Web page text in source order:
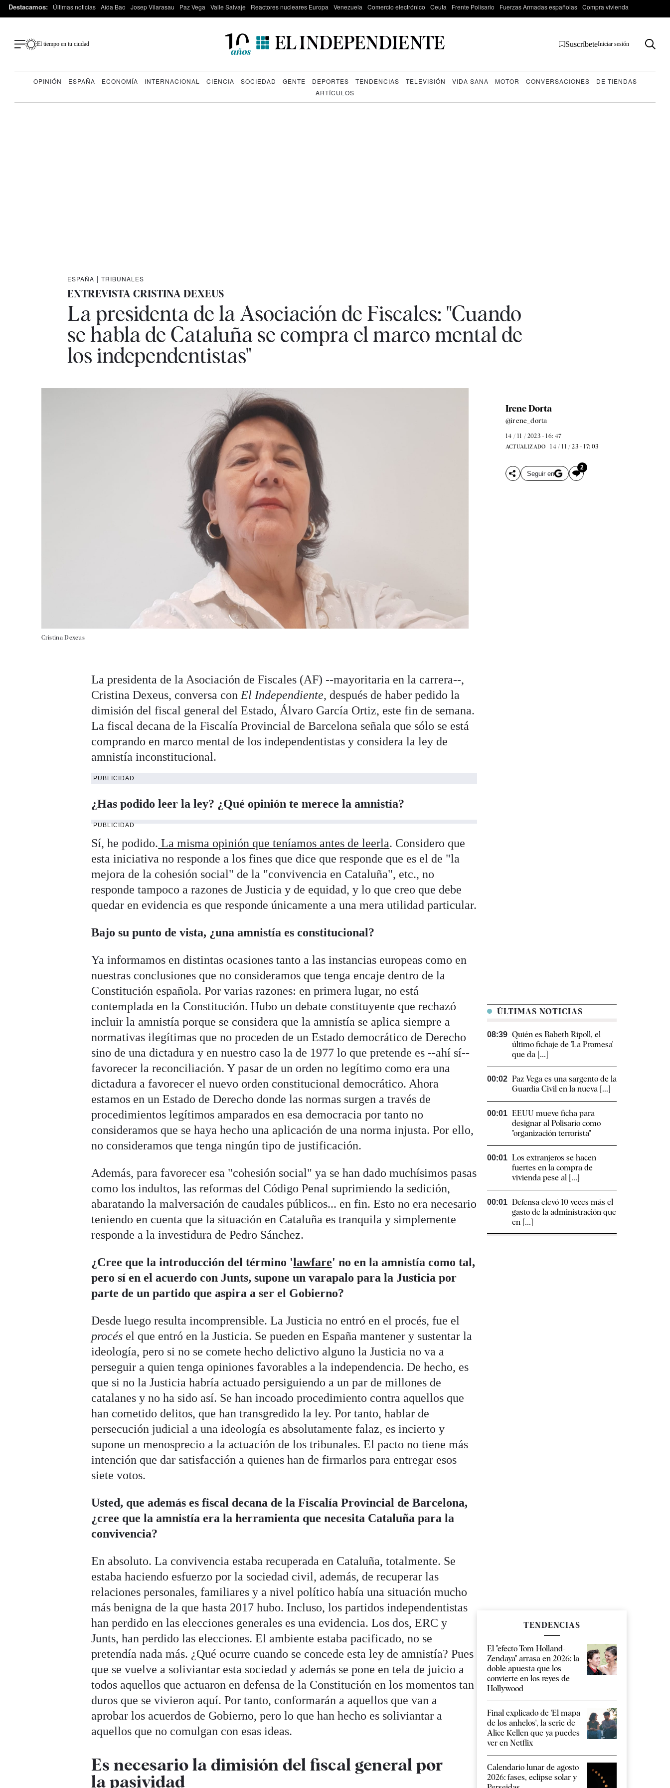
Destacamos: Últimas noticias Aída Bao Josep Vilarasau Paz Vega Valle Salvaje Reactores nucleares Europa Venezuela Comercio electrónico Ceuta Frente Polisario Fuerzas Armadas españolas Compra vivienda
El tiempo en tu ciudad SuscríbeteIniciar sesión
OPINIÓN ESPAÑA ECONOMÍA INTERNACIONAL CIENCIA SOCIEDAD GENTE DEPORTES TENDENCIAS TELEVISIÓN VIDA SANA MOTOR CONVERSACIONES
DE TIENDAS
ARTÍCULOS
ESPAÑA | TRIBUNALES
ENTREVISTA CRISTINA DEXEUS
La presidenta de la Asociación de Fiscales: "Cuando
se habla de Cataluña se compra el marco mental de
los independentistas"
Cristina Dexeus
Irene Dorta
@irene_dorta
14 / 11 / 2023 - 16: 47
ACTUALIZADO 14 / 11 / 23 - 17: 03
Seguir en
2
La presidenta de la Asociación de Fiscales (AF) --mayoritaria en la carrera--,
Cristina Dexeus, conversa con El Independiente, después de haber pedido la
dimisión del fiscal general del Estado, Álvaro García Ortiz, este fin de semana.
La fiscal decana de la Fiscalía Provincial de Barcelona señala que sólo se está
comprando en marco mental de los independentistas y considera la ley de
amnistía inconstitucional.
PUBLICIDAD
¿Has podido leer la ley? ¿Qué opinión te merece la amnistía?
PUBLICIDAD
Sí, he podido. La misma opinión que teníamos antes de leerla. Considero que
esta iniciativa no responde a los fines que dice que responde que es el de "la
mejora de la cohesión social" de la "convivencia en Cataluña", etc., no
responde tampoco a razones de Justicia y de equidad, y lo que creo que debe
quedar en evidencia es que responde únicamente a una mera utilidad particular.
Bajo su punto de vista, ¿una amnistía es constitucional?
Ya informamos en distintas ocasiones tanto a las instancias europeas como en
nuestras conclusiones que no consideramos que tenga encaje dentro de la
Constitución española. Por varias razones: en primera lugar, no está
contemplada en la Constitución. Hubo un debate constituyente que rechazó
incluir la amnistía porque se considera que la amnistía se aplica siempre a
normativas ilegítimas que no proceden de un Estado democrático de Derecho
sino de una dictadura y en nuestro caso la de 1977 lo que pretende es --ahí sí--
favorecer la reconciliación. Y pasar de un orden no legítimo como era una
dictadura a favorecer el nuevo orden constitucional democrático. Ahora
estamos en un Estado de Derecho donde las normas surgen a través de
procedimientos legítimos amparados en esa democracia por tanto no
consideramos que se haya hecho una aplicación de una norma injusta. Por ello,
no consideramos que tenga ningún tipo de justificación.
Además, para favorecer esa "cohesión social" ya se han dado muchísimos pasas
como los indultos, las reformas del Código Penal suprimiendo la sedición,
abaratando la malversación de caudales públicos... en fin. Esto no era necesario
teniendo en cuenta que la situación en Cataluña es tranquila y simplemente
responde a la investidura de Pedro Sánchez.
¿Cree que la introducción del término 'lawfare' no en la amnistía como tal,
pero sí en el acuerdo con Junts, supone un varapalo para la Justicia por
parte de un partido que aspira a ser el Gobierno?
Desde luego resulta incomprensible. La Justicia no entró en el procés, fue el
procés el que entró en la Justicia. Se pueden en España mantener y sustentar la
ideología, pero si no se comete hecho delictivo alguno la Justicia no va a
perseguir a quien tenga opiniones favorables a la independencia. De hecho, es
que si no la Justicia habría actuado persiguiendo a un par de millones de
catalanes y no ha sido así. Se han incoado procedimiento contra aquellos que
han cometido delitos, que han transgredido la ley. Por tanto, hablar de
persecución judicial a una ideología es absolutamente falaz, es incierto y
supone un menosprecio a la actuación de los tribunales. El pacto no tiene más
intención que dar satisfacción a quienes han de firmarlos para entregar esos
siete votos.
Usted, que además es fiscal decana de la Fiscalía Provincial de Barcelona,
¿cree que la amnistía era la herramienta que necesita Cataluña para la
convivencia?
En absoluto. La convivencia estaba recuperada en Cataluña, totalmente. Se
estaba haciendo esfuerzo por la sociedad civil, además, de recuperar las
relaciones personales, familiares y a nivel político había una situación mucho
más benigna de la que hasta 2017 hubo. Incluso, los partidos independentistas
han perdido en las elecciones generales es una evidencia. Los dos, ERC y
Junts, han perdido las elecciones. El ambiente estaba pacificado, no se
pretendía nada más. ¿Qué ocurre cuando se concede esta ley de amnistía? Pues
que se vuelve a soliviantar esta sociedad y además se pone en tela de juicio a
todos aquellos que actuaron en defensa de la Constitución en los momentos tan
duros que se vivieron aquí. Por tanto, conformarán a aquellos que van a
aprobar los acuerdos de Gobierno, pero lo que han hecho es soliviantar a
aquellos que no comulgan con esas ideas.
Es necesario la dimisión del fiscal general por
la pasividad
ÚLTIMAS NOTICIAS
08:39 Quién es Babeth Ripoll, el
último fichaje de 'La Promesa'
que da [...]
00:02 Paz Vega es una sargento de la
Guardia Civil en la nueva [...]
00:01 EEUU mueve ficha para
designar al Polisario como
"organización terrorista"
00:01 Los extranjeros se hacen
fuertes en la compra de
vivienda pese al [...]
00:01 Defensa elevó 10 veces más el
gasto de la administración que
en [...]
TENDENCIAS
El "efecto Tom Holland-
Zendaya" arrasa en 2026: la
doble apuesta que los
convierte en los reyes de
Hollywood
Final explicado de 'El mapa
de los anhelos', la serie de
Alice Kellen que ya puedes
ver en Netflix
Calendario lunar de agosto
2026: fases, eclipse solar y